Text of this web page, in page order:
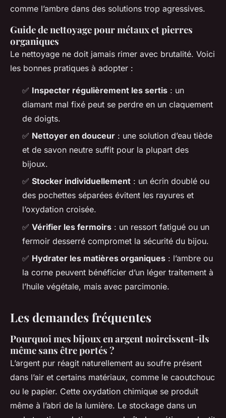
comme l’ambre dans des solutions trop agressives.
Guide de nettoyage pour métaux et pierres
organiques
Le nettoyage ne doit jamais rimer avec brutalité. Voici
les bonnes pratiques à adopter :
✅ Inspecter régulièrement les sertis : un
diamant mal fixé peut se perdre en un claquement
de doigts.
✅ Nettoyer en douceur : une solution d’eau tiède
et de savon neutre suffit pour la plupart des
bijoux.
✅ Stocker individuellement : un écrin doublé ou
des pochettes séparées évitent les rayures et
l’oxydation croisée.
✅ Vérifier les fermoirs : un ressort fatigué ou un
fermoir desserré compromet la sécurité du bijou.
✅ Hydrater les matières organiques : l’ambre ou
la corne peuvent bénéficier d’un léger traitement à
l’huile végétale, mais avec parcimonie.
Les demandes fréquentes
Pourquoi mes bijoux en argent noircissent-ils
même sans être portés ?
L’argent pur réagit naturellement au soufre présent
dans l’air et certains matériaux, comme le caoutchouc
ou le papier. Cette oxydation chimique se produit
même à l’abri de la lumière. Le stockage dans un